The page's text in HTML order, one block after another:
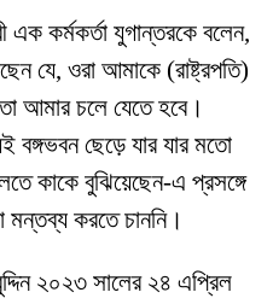
এক কর্মকর্তা যুগান্তরকে বলেন,
যে, ওরা আমাকে (রাষ্ট্রপতি)
আমার চলে যেতে হবে।
বঙ্গভবন ছেড়ে যার যার মতো
কাকে বুঝিয়েছেন-এ প্রসঙ্গে
মন্তব্য করতে চাননি।
২০২৩ সালের ২৪ এপ্রিল